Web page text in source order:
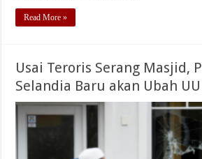
Read More »
Usai Teroris Serang Masjid,
Selandia Baru akan Ubah